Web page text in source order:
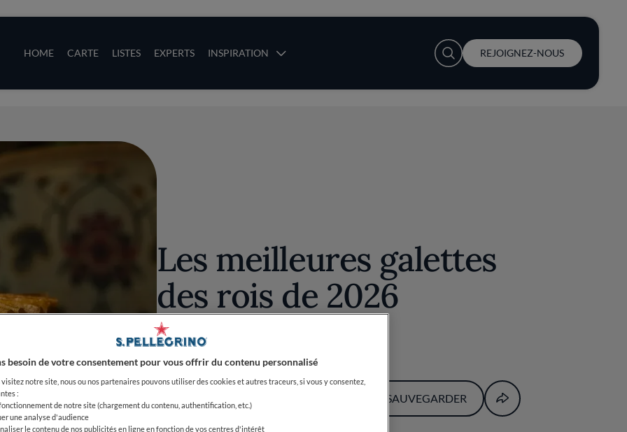
HOME CARTE LISTES EXPERTS INSPIRATION
User account menu
REJOIGNEZ-NOUS
Les meilleures galettes
des rois de 2026
08 JAN 2026
JOURNALISTE
SAUVEGARDER
besoin de votre consentement pour vous offrir du contenu personnalisé
visitez notre site, nous ou nos partenaires pouvons utiliser des cookies et autres traceurs, si vous y consentez,
:
de notre site (chargement du contenu, authentification, etc.)
une analyse d'audience
le contenu de nos publicités en ligne en fonction de vos centres d'intérêt